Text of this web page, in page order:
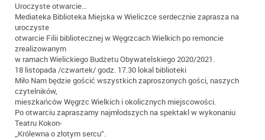
Uroczyste otwarcie…
Mediateka Biblioteka Miejska w Wieliczce serdecznie zaprasza na
uroczyste
otwarcie Filii bibliotecznej w Węgrzcach Wielkich po remoncie
zrealizowanym
w ramach Wielickiego Budżetu Obywatelskiego 2020/2021.
18 listopada /czwartek/ godz. 17.30 lokal biblioteki
Miło Nam będzie gościć wszystkich zaproszonych gości, naszych
czytelników,
mieszkańców Węgrzc Wielkich i okolicznych miejscowości.
Po otwarciu zapraszamy najmłodszych na spektakl w wykonaniu
Teatru Kokon-
„Królewna o złotym sercu”.